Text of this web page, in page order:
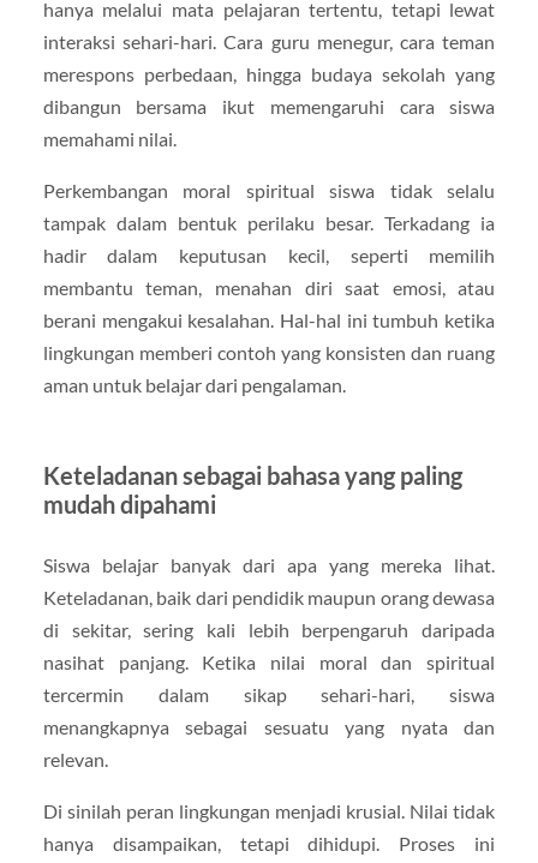
hanya melalui mata pelajaran tertentu, tetapi lewat
interaksi sehari-hari. Cara guru menegur, cara teman
merespons perbedaan, hingga budaya sekolah yang
dibangun bersama ikut memengaruhi cara siswa
memahami nilai.
Perkembangan moral spiritual siswa tidak selalu
tampak dalam bentuk perilaku besar. Terkadang ia
hadir dalam keputusan kecil, seperti memilih
membantu teman, menahan diri saat emosi, atau
berani mengakui kesalahan. Hal-hal ini tumbuh ketika
lingkungan memberi contoh yang konsisten dan ruang
aman untuk belajar dari pengalaman.
Keteladanan sebagai bahasa yang paling
mudah dipahami
Siswa belajar banyak dari apa yang mereka lihat.
Keteladanan, baik dari pendidik maupun orang dewasa
di sekitar, sering kali lebih berpengaruh daripada
nasihat panjang. Ketika nilai moral dan spiritual
tercermin dalam sikap sehari-hari, siswa
menangkapnya sebagai sesuatu yang nyata dan
relevan.
Di sinilah peran lingkungan menjadi krusial. Nilai tidak
hanya disampaikan, tetapi dihidupi. Proses ini